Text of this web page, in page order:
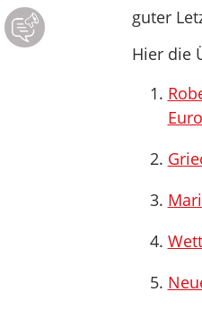
guter
Hier die